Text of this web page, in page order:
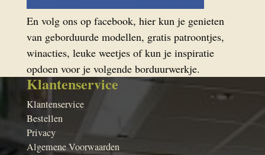
En volg ons op facebook, hier kun je genieten
van geborduurde modellen, gratis patroontjes,
winacties, leuke weetjes of kun je inspiratie
opdoen voor je volgende borduurwerkje.
Klantenservice
Klantenservice
Bestellen
Privacy
Algemene Voorwaarden